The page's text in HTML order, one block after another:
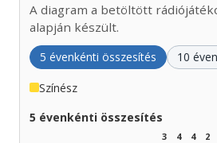
A diagram a betöltött
alapján készült.
5 évenkénti összesítés 10
Színész
5 évenkénti összesítés
3 4 4 2